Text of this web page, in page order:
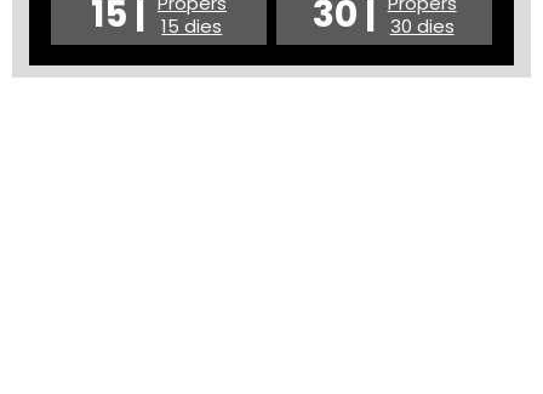
15 |
15 dies
30 |
30 dies